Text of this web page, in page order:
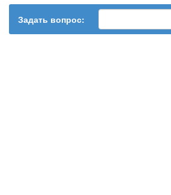
Задать вопрос: